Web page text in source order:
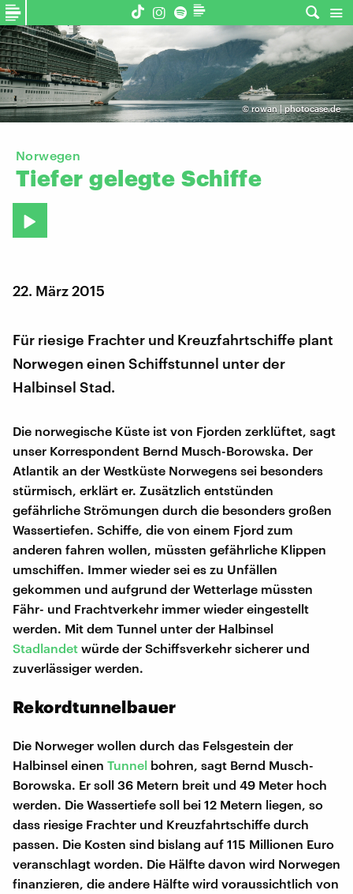
©rowan | photocase.de
Norwegen
Tiefer gelegte Schiffe
22. März 2015
Für riesige Frachter und Kreuzfahrtschiffe plant
Norwegen einen Schiffstunnel unter der
Halbinsel Stad.
Die norwegische Küste ist von Fjorden zerklüftet, sagt
unser Korrespondent Bernd Musch-Borowska. Der
Atlantik an der Westküste Norwegens sei besonders
stürmisch, erklärt er. Zusätzlich entstünden
gefährliche Strömungen durch die besonders großen
Wassertiefen. Schiffe, die von einem Fjord zum
anderen fahren wollen, müssten gefährliche Klippen
umschiffen. Immer wieder sei es zu Unfällen
gekommen und aufgrund der Wetterlage müssten
Fähr- und Frachtverkehr immer wieder eingestellt
werden. Mit dem Tunnel unter der Halbinsel
Stadlandet würde der Schiffsverkehr sicherer und
zuverlässiger werden.
Rekordtunnelbauer
Die Norweger wollen durch das Felsgestein der
Halbinsel einen Tunnel bohren, sagt Bernd Musch-
Borowska. Er soll 36 Metern breit und 49 Meter hoch
werden. Die Wassertiefe soll bei 12 Metern liegen, so
dass riesige Frachter und Kreuzfahrtschiffe durch
passen. Die Kosten sind bislang auf 115 Millionen Euro
veranschlagt worden. Die Hälfte davon wird Norwegen
finanzieren, die andere Hälfte wird voraussichtlich von